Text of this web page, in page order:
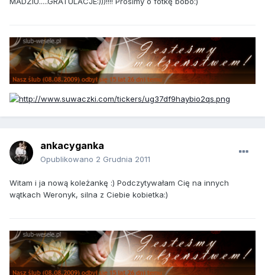
ankacyganka
Opublikowano 2 Grudnia 2011
Witam i ja nową koleżankę :) Podczytywałam Cię na innych
wątkach Weronyk, silna z Ciebie kobietka:)